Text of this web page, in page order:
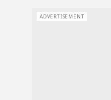
ADVERTISEMENT